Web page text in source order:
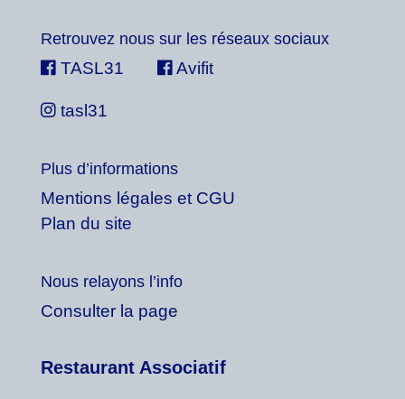
Retrouvez nous sur les réseaux sociaux
TASL31 Avifit
tasl31
Plus d’informations
Mentions légales et CGU
Plan du site
Nous relayons l’info
Consulter la page
Restaurant Associatif